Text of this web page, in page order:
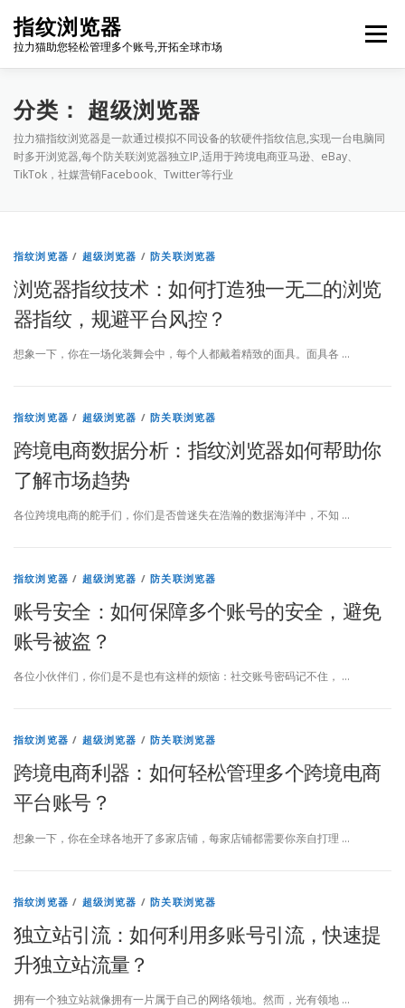
content
指纹浏览器
拉力猫助您轻松管理多个账号,开拓全球市场
Menu
博客首页 套餐价格 使用教程
联系我们 免费注册 账号登录
分类： 超级浏览器
拉力猫指纹浏览器是一款通过模拟不同设备的软硬件指纹信息,实现一台电脑同
时多开浏览器,每个防关联浏览器独立IP,适用于跨境电商亚马逊、eBay、
TikTok，社媒营销Facebook、Twitter等行业
指纹浏览器 / 超级浏览器 /防关联浏览器
浏览器指纹技术：如何打造独一无二的浏览
器指纹，规避平台风控？
想象一下，你在一场化装舞会中，每个人都戴着精致的面具。面具各 …
指纹浏览器 / 超级浏览器 /防关联浏览器
跨境电商数据分析：指纹浏览器如何帮助你
了解市场趋势
各位跨境电商的舵手们，你们是否曾迷失在浩瀚的数据海洋中，不知 …
指纹浏览器 / 超级浏览器 /防关联浏览器
账号安全：如何保障多个账号的安全，避免
账号被盗？
各位小伙伴们，你们是不是也有这样的烦恼：社交账号密码记不住， …
指纹浏览器 / 超级浏览器 /防关联浏览器
跨境电商利器：如何轻松管理多个跨境电商
平台账号？
想象一下，你在全球各地开了多家店铺，每家店铺都需要你亲自打理 …
指纹浏览器 / 超级浏览器 /防关联浏览器
独立站引流：如何利用多账号引流，快速提
升独立站流量？
拥有一个独立站就像拥有一片属于自己的网络领地。然而，光有领地 …